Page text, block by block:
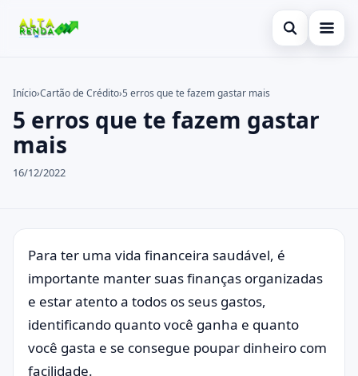
Abrir busca
Cartão de Crédito
Novidades
Buscar no site ×
Buscar por:
Pressione Enter para buscar ou ESC para fechar.
Início›Cartão de Crédito›5 erros que te fazem gastar mais
5 erros que te fazem gastar
mais
16/12/2022
Para ter uma vida financeira saudável, é
importante manter suas finanças organizadas
e estar atento a todos os seus gastos,
identificando quanto você ganha e quanto
você gasta e se consegue poupar dinheiro com
facilidade.